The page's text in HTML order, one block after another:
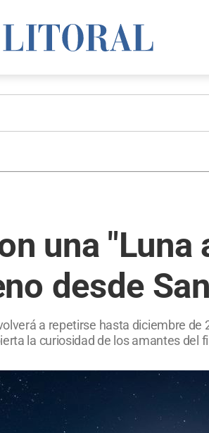
una "Luna
desde
a repetirse hasta diciembre
la curiosidad de los amantes del